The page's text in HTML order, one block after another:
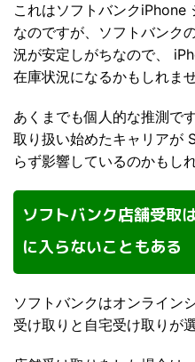
これはソフトバンクiPhone
なのですが、ソフトバンク
況が安定しがちなので、
在庫状況になるかもしれませ
あくまでも個人的な推測で
取り扱い始めたキャリアが
らず影響しているのかもし
ソフトバンク店舗受取
に入らないこともある
ソフトバンクはオンライン
受け取りと自宅受け取りが